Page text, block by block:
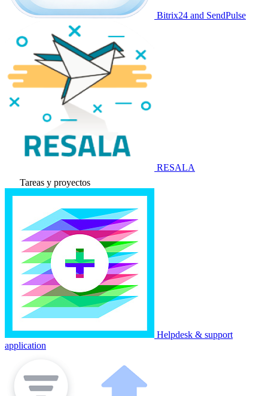
Bitrix24 and SendPulse
RESALA
Tareas y proyectos
Helpdesk & support
application